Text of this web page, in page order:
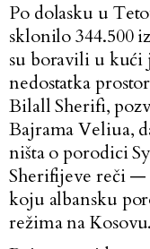
Po dolasku u
sklonilo 344.500
su boravili u kući
nedostatka
Bilall Sherifi,
Bajrama Veliua,
ništa o porodici
Sherifijeve reči —
koju albansku
režima na Kosovu.